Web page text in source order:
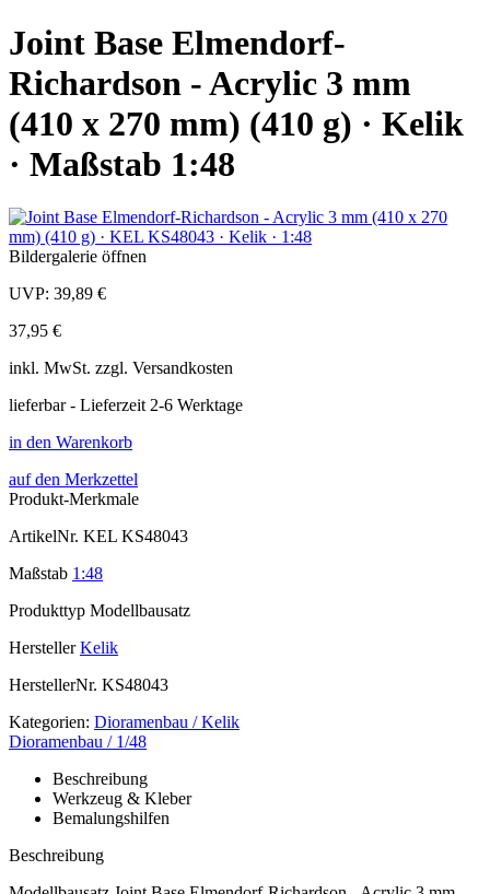
Joint Base Elmendorf-
Richardson - Acrylic 3 mm
(410 x 270 mm) (410 g) · Kelik
· Maßstab 1:48
Bildergalerie öffnen
UVP: 39,89 €
37,95 €
inkl. MwSt. zzgl. Versandkosten
lieferbar - Lieferzeit 2-6 Werktage
in den Warenkorb
auf den Merkzettel
Produkt-Merkmale
ArtikelNr. KEL KS48043
Maßstab 1:48
Produkttyp Modellbausatz
Hersteller Kelik
HerstellerNr. KS48043
Kategorien: Dioramenbau / Kelik
Dioramenbau / 1/48
Beschreibung
Werkzeug & Kleber
Bemalungshilfen
Beschreibung